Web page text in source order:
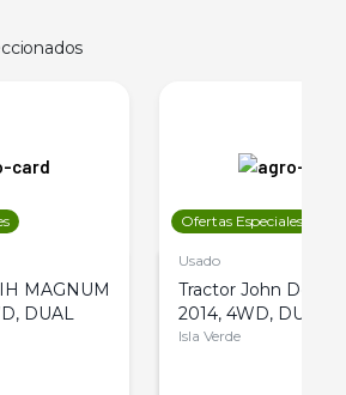
MAGNUM
DUAL
Ofertas Especiales
Usado
Tractor John Deere
2014, 4WD, DUAL
Isla Verde